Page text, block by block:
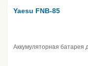
Yaesu FNB-85
Аккумуляторная батарея